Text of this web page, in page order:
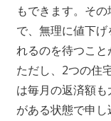
もできます。そ
で、無理に値下
れるのを待つこと
ただし、2つの住
は毎月の返済額
がある状態で申